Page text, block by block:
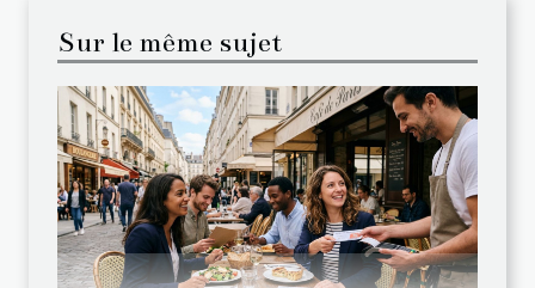
Sur le même sujet